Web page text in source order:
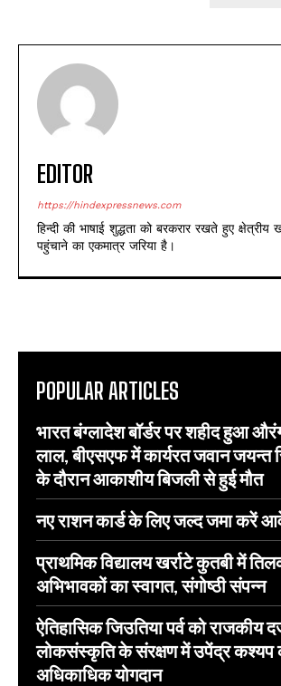
EDITOR
https://hindexpressnews.com
हिन्दी की भाषाई शुद्धता को बरकरार रखते हुए
पहुंचाने का एकमात्र जरिया है।
POPULAR ARTICLES
भारत बंग्लादेश बॉर्डर पर शहीद हुआ
लाल, बीएसएफ में कार्यरत जवान जयन्त
के दौरान आकाशीय बिजली से हुई मौत
नए राशन कार्ड के लिए जल्द जमा करें
प्राथमिक विद्यालय खर्राटे कुतबी में
अभिभावकों का स्वागत, संगोष्ठी संपन्न
ऐतिहासिक जिउतिया पर्व को राजकीय
लोकसंस्कृति के संरक्षण में उपेंद्र कश्यप
अधिकाधिक योगदान